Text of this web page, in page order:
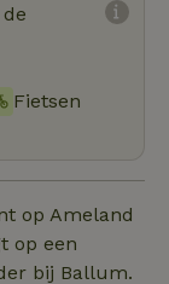
Fietsen
op Ameland
op een
bij Ballum.